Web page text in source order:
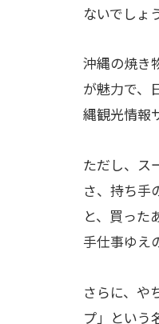
ないでしょ
沖縄の焼き
が魅力で、
縄観光情報
ただし、ス
さ、持ち手
と、買った
手仕事ゆえ
さらに、や
プ」という